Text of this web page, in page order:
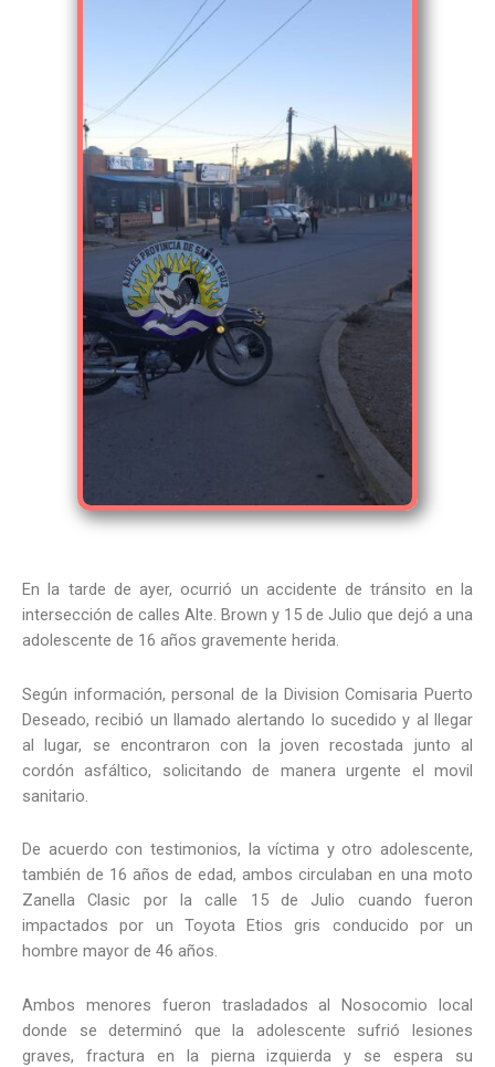
En la tarde de ayer, ocurrió un accidente de tránsito en la
intersección de calles Alte. Brown y 15 de Julio que dejó a una
adolescente de 16 años gravemente herida.
Según información, personal de la Division Comisaria Puerto
Deseado, recibió un llamado alertando lo sucedido y al llegar
al lugar, se encontraron con la joven recostada junto al
cordón asfáltico, solicitando de manera urgente el movil
sanitario.
De acuerdo con testimonios, la víctima y otro adolescente,
también de 16 años de edad, ambos circulaban en una moto
Zanella Clasic por la calle 15 de Julio cuando fueron
impactados por un Toyota Etios gris conducido por un
hombre mayor de 46 años.
Ambos menores fueron trasladados al Nosocomio local
donde se determinó que la adolescente sufrió lesiones
graves, fractura en la pierna izquierda y se espera su